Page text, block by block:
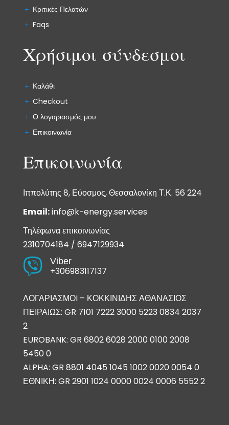
Κριτικές Πελατών
Faqs
Χρήσιμοι σύνδεσμοι
Καλάθι
Checkout
Ο λογαριασμός μου
Επικοινωνία
Επικοινωνία
Ιππολύτης 8, Εύοσμος, Θεσσαλονίκη Τ.Κ. 56 224
Email:info@k-energy.services
Τηλέφωνα επικοινωνίας
2310704184 / 6947129934
 Viber
+306983117137
ΛΟΓΑΡΙΑΣΜΟI – ΚΟΚΚΙΝΙΔΗΣ ΑΘΑΝΑΣΙΟΣ
ΠΕΙΡΑΙΩΣ: GR 7101 7222 3000 5223 0834 2037
2
EUROBANK: GR 6802 6028 2000 0100 2008
5450 0
ALPHA: GR 8801 4045 1045 1002 0020 0054 0
ΕΘΝΙΚΗ: GR 2901 1024 0000 0024 0006 5552 2